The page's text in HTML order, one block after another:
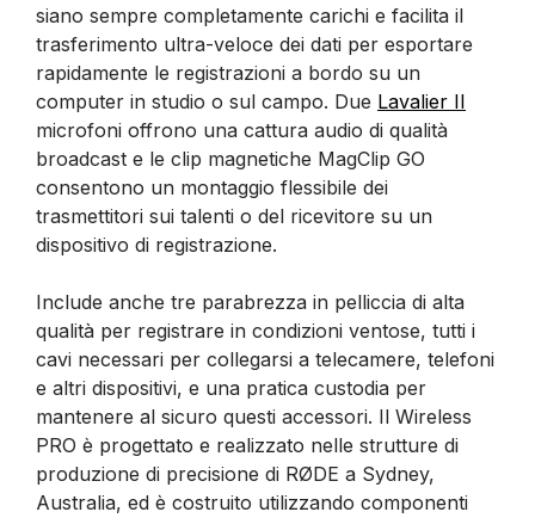
siano sempre completamente carichi e facilita il
trasferimento ultra-veloce dei dati per esportare
rapidamente le registrazioni a bordo su un
computer in studio o sul campo. Due Lavalier II
microfoni offrono una cattura audio di qualità
broadcast e le clip magnetiche MagClip GO
consentono un montaggio flessibile dei
trasmettitori sui talenti o del ricevitore su un
dispositivo di registrazione.
Include anche tre parabrezza in pelliccia di alta
qualità per registrare in condizioni ventose, tutti i
cavi necessari per collegarsi a telecamere, telefoni
e altri dispositivi, e una pratica custodia per
mantenere al sicuro questi accessori. Il Wireless
PRO è progettato e realizzato nelle strutture di
produzione di precisione di RØDE a Sydney,
Australia, ed è costruito utilizzando componenti